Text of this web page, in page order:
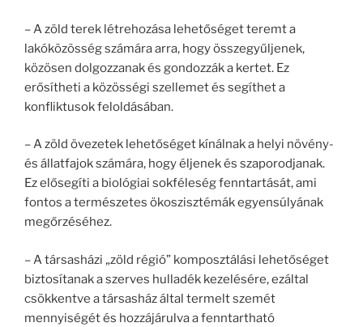
– A zöld terek létrehozása lehetőséget teremt a
lakóközösség számára arra, hogy összegyűljenek,
közösen dolgozzanak és gondozzák a kertet. Ez
erősítheti a közösségi szellemet és segíthet a
konfliktusok feloldásában.
– A zöld övezetek lehetőséget kínálnak a helyi növény-
és állatfajok számára, hogy éljenek és szaporodjanak.
Ez elősegíti a biológiai sokféleség fenntartását, ami
fontos a természetes ökoszisztémák egyensúlyának
megőrzéséhez.
– A társasházi „zöld régió” komposztálási lehetőséget
biztosítanak a szerves hulladék kezelésére, ezáltal
csökkentve a társasház által termelt szemét
mennyiségét és hozzájárulva a fenntartható